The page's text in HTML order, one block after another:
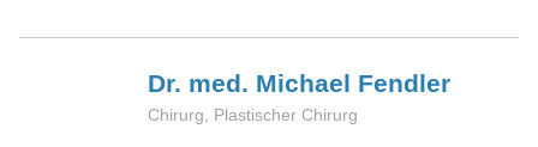
Dr. med. Michael Fendler
Chirurg, Plastischer Chirurg